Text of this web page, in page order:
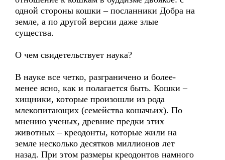
одной стороны кошки – посланники Добра на
земле, а по другой версии даже злые
существа.
О чем свидетельствует наука?
В науке все четко, разграничено и более-
менее ясно, как и полагается быть. Кошки –
хищники, которые произошли из рода
млекопитающих (семейства кошачьих). По
мнению ученых, древние предки этих
животных – креодонты, которые жили на
земле несколько десятков миллионов лет
назад. При этом размеры креодонтов намного